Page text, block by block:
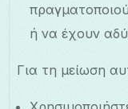
ή να έχουν
Για τη μείωση